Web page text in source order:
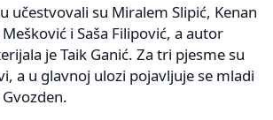
učestvovali su Miralem Slipić, Kenan
i Saša Filipović, a autor
je Taik Ganić. Za tri pjesme su
a u glavnoj ulozi pojavljuje se mladi